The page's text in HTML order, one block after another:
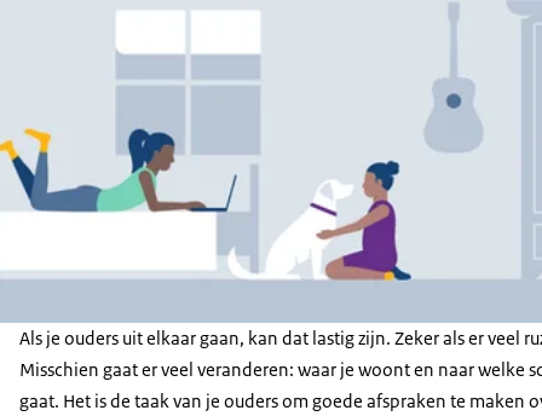
Als je ouders uit elkaar gaan, kan dat lastig zijn. Zeker als er veel
Misschien gaat er veel veranderen: waar je woont en naar welke
gaat. Het is de taak van je ouders om goede afspraken te maken